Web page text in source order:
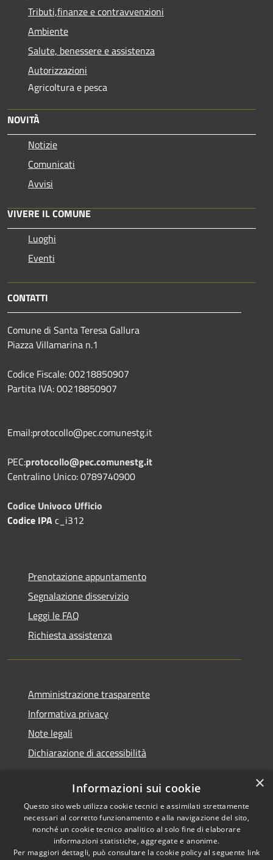
Tributi,finanze e contravvenzioni
Ambiente
Salute, benessere e assistenza
Autorizzazioni
Agricoltura e pesca
NOVITÀ
Notizie
Comunicati
Avvisi
VIVERE IL COMUNE
Luoghi
Eventi
CONTATTI
Comune di Santa Teresa Gallura
Piazza Villamarina n.1
Codice Fiscale: 00218850907
Partita IVA: 00218850907
Email:protocollo@pec.comunestg.it
PEC:protocollo@pec.comunestg.it
Centralino Unico: 0789740900
Codice Univoco Ufficio
Codice IPAc_i312
Prenotazione appuntamento
Segnalazione disservizio
Leggi le FAQ
Richiesta assistenza
Amministrazione trasparente
Informativa privacy
Note legali
Dichiarazione di accessibilità
RSS
Accessibilità
Copyright © 2026 • Comune di
Santa Teresa Gallura •
Powered byMunicipium
×
Informazioni sui cookie
Questo sito web utilizza cookie tecnici e assimilati strettamente
necessari al corretto funzionamento e alla navigazione del sito,
nonché un cookie tecnico analitico al solo fine di elaborare
informazioni statistiche, aggregate e anonime.
Per maggiori dettagli, può consultare la cookie policy al seguente link